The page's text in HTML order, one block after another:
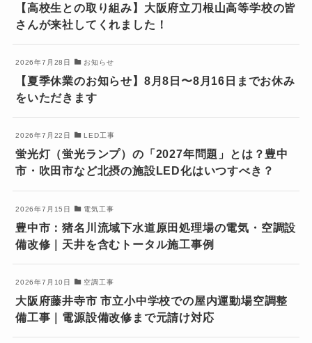
【高校生との取り組み】大阪府立刀根山高等学校の皆
さんが来社してくれました！
2026年7月28日 お知らせ
【夏季休業のお知らせ】8月8日〜8月16日までお休み
をいただきます
2026年7月22日 LED工事
蛍光灯（蛍光ランプ）の「2027年問題」とは？豊中
市・吹田市など北摂の施設LED化はいつすべき？
2026年7月15日 電気工事
豊中市：猪名川流域下水道原田処理場の電気・空調設
備改修｜天井を含むトータル施工事例
2026年7月10日 空調工事
大阪府藤井寺市 市立小中学校での屋内運動場空調整
備工事｜電源設備改修まで元請け対応